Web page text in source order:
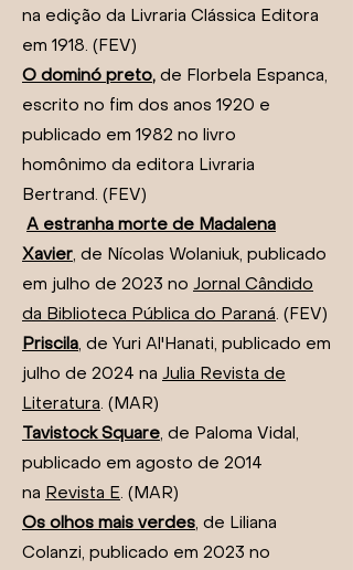
na edição da Livraria Clássica Editora
em 1918. (FEV)
O dominó preto, de Florbela Espanca,
escrito no fim dos anos 1920 e
publicado em 1982 no livro
homônimo da editora Livraria
Bertrand. (FEV)
A estranha morte de Madalena
Xavier, de Nícolas Wolaniuk, publicado
em julho de 2023 no Jornal Cândido
da Biblioteca Pública do Paraná. (FEV)
Priscila, de Yuri Al'Hanati, publicado em
julho de 2024 na Julia Revista de
Literatura. (MAR)
Tavistock Square, de Paloma Vidal,
publicado em agosto de 2014
na Revista E. (MAR)
Os olhos mais verdes, de Liliana
Colanzi, publicado em 2023 no